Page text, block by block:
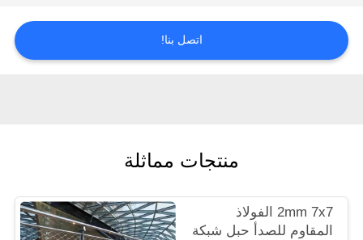
اقتباس
POLICY
اتصل بنا!
منتجات مماثلة
2mm 7x7 الفولاذ
المقاوم للصدأ حبل شبكة